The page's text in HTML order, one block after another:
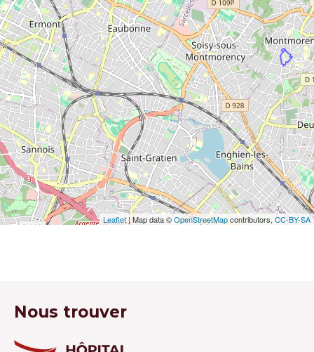
Leaflet | Map data ©OpenStreetMapcontributors, CC-BY-SA
Nous trouver